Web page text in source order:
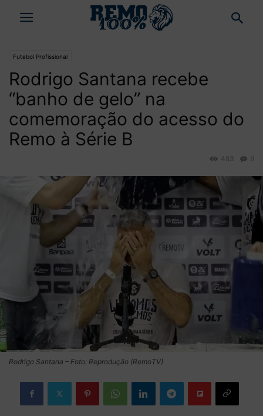
Futebol Profissional
Rodrigo Santana recebe
“banho de gelo” na
comemoração do acesso do
Remo à Série B
9
483
Rodrigo Santana – Foto: Reprodução (RemoTV)